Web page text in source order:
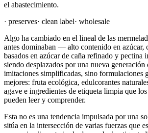
el abastecimiento.
· preserves· clean label· wholesale
Algo ha cambiado en el lineal de las
antes dominaban — alto contenido en azúcar,
basados en azúcar de caña refinado y
siendo desplazados por una nueva generación
imitaciones simplificadas, sino formulaciones
mejores: fruta ecológica, edulcorantes
agave e ingredientes de etiqueta limpia que
pueden leer y comprender.
Esta no es una tendencia impulsada por una
sitúa en la intersección de varias fuerzas que